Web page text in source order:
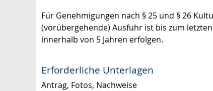
Für Genehmigungen nach § 25 und § 26
(vorübergehende) Ausfuhr ist bis zum
innerhalb von 5 Jahren erfolgen.
Erforderliche Unterlagen
Antrag, Fotos, Nachweise